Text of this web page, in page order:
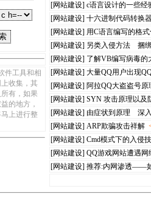
件工具和相
收集，其
有，如果
的地方，
上进行整
[网站建设] c语言设计的一些经
[网站建设] 十六进制代码转换
[网站建设] 用C语言编写的格
[网站建设] 另类入侵方法 捆
[网站建设] 了解VB编写病毒的
[网站建设] 大量QQ用户出现
[网站建设] 阿拉QQ大盗盗号原
[网站建设] SYN 攻击原理以及
[网站建设] 由症状到原理 深
[网站建设] ARP欺骗攻击祥解
[网站建设] Cmd模式下的入侵
[网站建设] QQ游戏网站遭遇网
[网站建设] 推荐:内网渗透——